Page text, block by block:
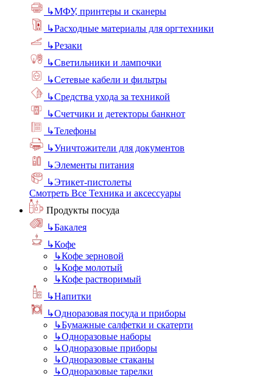
↳МФУ, принтеры и сканеры
↳Расходные материалы для оргтехники
↳Резаки
↳Светильники и лампочки
↳Сетевые кабели и фильтры
↳Средства ухода за техникой
↳Счетчики и детекторы банкнот
↳Телефоны
↳Уничтожители для документов
↳Элементы питания
↳Этикет-пистолеты
Смотреть Все Техника и аксессуары
Продукты посуда
↳Бакалея
↳Кофе
↳Кофе зерновой
↳Кофе молотый
↳Кофе растворимый
↳Напитки
↳Одноразовая посуда и приборы
↳Бумажные салфетки и скатерти
↳Одноразовые наборы
↳Одноразовые приборы
↳Одноразовые стаканы
↳Одноразовые тарелки